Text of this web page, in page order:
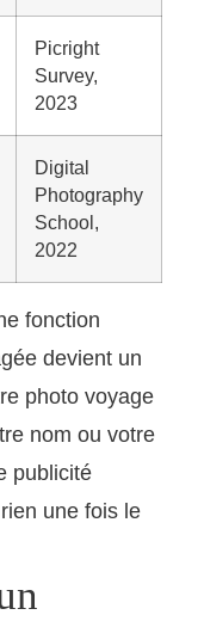
Picright
Survey,
2023
Digital
Photography
School,
2022
fonction
devient un
photo voyage
nom ou votre
publicité
une fois le